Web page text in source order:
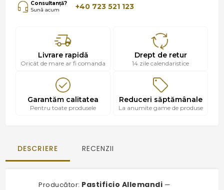
Consultanță?
Sună acum
+40 723 521 123
Livrare rapidă
Oricât de mare ar fi comanda
Drept de retur
14 zile calendaristice
Garantăm calitatea
Pentru toate produsele
Reduceri săptămânale
La anumite game de produse
DESCRIERE RECENZII
Producător: Pastificio Allemandi —